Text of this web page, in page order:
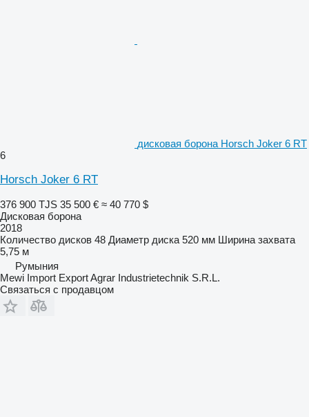
дисковая борона Horsch Joker 6 RT
6
Horsch Joker 6 RT
376 900 TJS 35 500 € ≈ 40 770 $
Дисковая борона
2018
Количество дисков 48 Диаметр диска 520 мм Ширина захвата
5,75 м
Румыния
Mewi Import Export Agrar Industrietechnik S.R.L.
Связаться с продавцом